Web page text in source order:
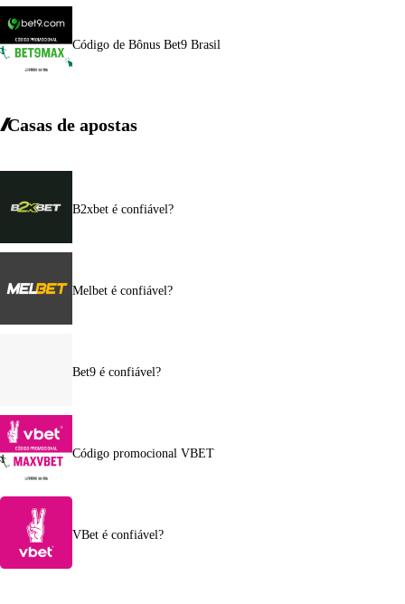
Código de Bônus Bet9 Brasil
Casas de apostas
B2xbet é confiável?
Melbet é confiável?
Bet9 é confiável?
Código promocional VBET
VBet é confiável?